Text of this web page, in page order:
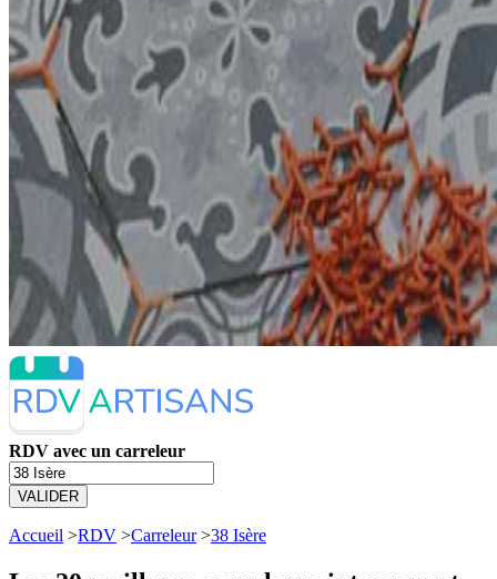
RDV avec un carreleur
VALIDER
Accueil >RDV >Carreleur>38 Isère